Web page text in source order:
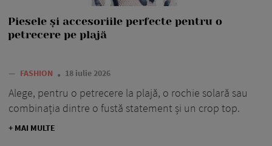
Piesele și accesoriile perfecte pentru o
petrecere pe plajă
— FASHION 18 iulie 2026
Alege, pentru o petrecere la plajă, o rochie solară sau
combinația dintre o fustă statement și un crop top.
+ MAI MULTE